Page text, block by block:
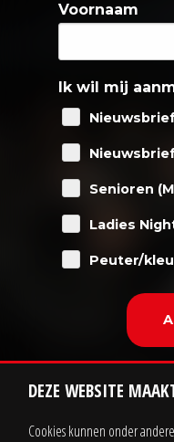
Voornaam
Ik wil mij
Senioren
Ladies
Peuter/
DEZE WEBSITE
Cookies kunnen onder